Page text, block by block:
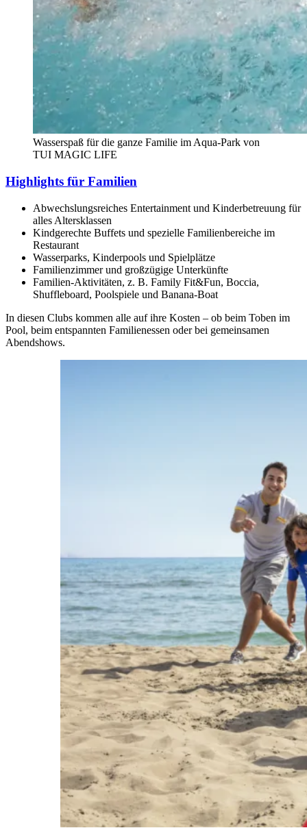
Wasserspaß für die ganze Familie im Aqua-Park von
TUI MAGIC LIFE
Highlights für Familien
Abwechslungsreiches Entertainment und Kinderbetreuung für
alles Altersklassen
Kindgerechte Buffets und spezielle Familienbereiche im
Restaurant
Wasserparks, Kinderpools und Spielplätze
Familienzimmer und großzügige Unterkünfte
Familien-Aktivitäten, z. B. Family Fit&Fun, Boccia,
Shuffleboard, Poolspiele und Banana-Boat
In diesen Clubs kommen alle auf ihre Kosten – ob beim Toben im
Pool, beim entspannten Familienessen oder bei gemeinsamen
Abendshows.